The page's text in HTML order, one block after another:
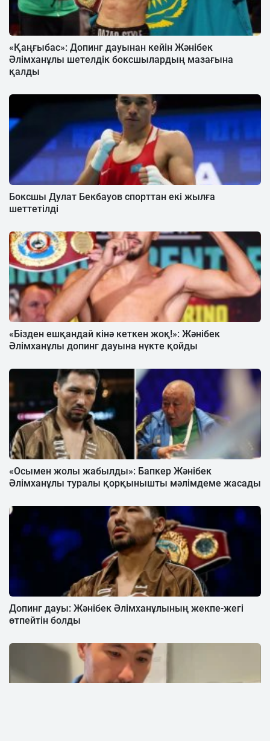
«Қаңғыбас»: Допинг дауынан кейін Жәнібек
Әлімханұлы шетелдік боксшылардың мазағына
қалды
Боксшы Дулат Бекбауов спорттан екі жылға
шеттетілді
«Бізден ешқандай кінә кеткен жоқ!»: Жәнібек
Әлімханұлы допинг дауына нүкте қойды
«Осымен жолы жабылды»: Бапкер Жәнібек
Әлімханұлы туралы қорқынышты мәлімдеме жасады
Допинг дауы: Жәнібек Әлімханұлының жекпе-жегі
өтпейтін болды